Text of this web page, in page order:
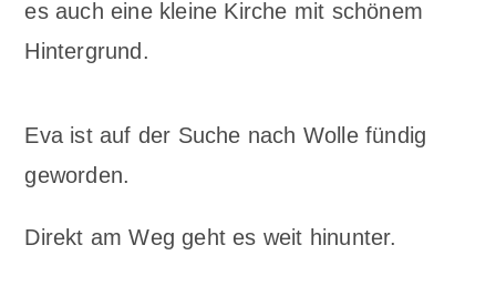
es auch eine kleine Kirche mit schönem
Hintergrund.
Eva ist auf der Suche nach Wolle fündig
geworden.
Direkt am Weg geht es weit hinunter.